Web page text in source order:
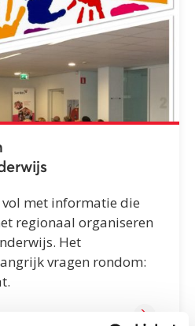
met informatie die
regionaal organiseren
Het
vragen rondom: